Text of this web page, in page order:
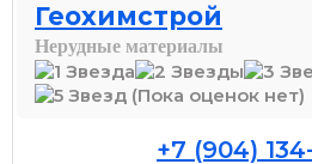
Геохимстрой
Нерудные материалы
(Пока оценок нет)
+7 (904)